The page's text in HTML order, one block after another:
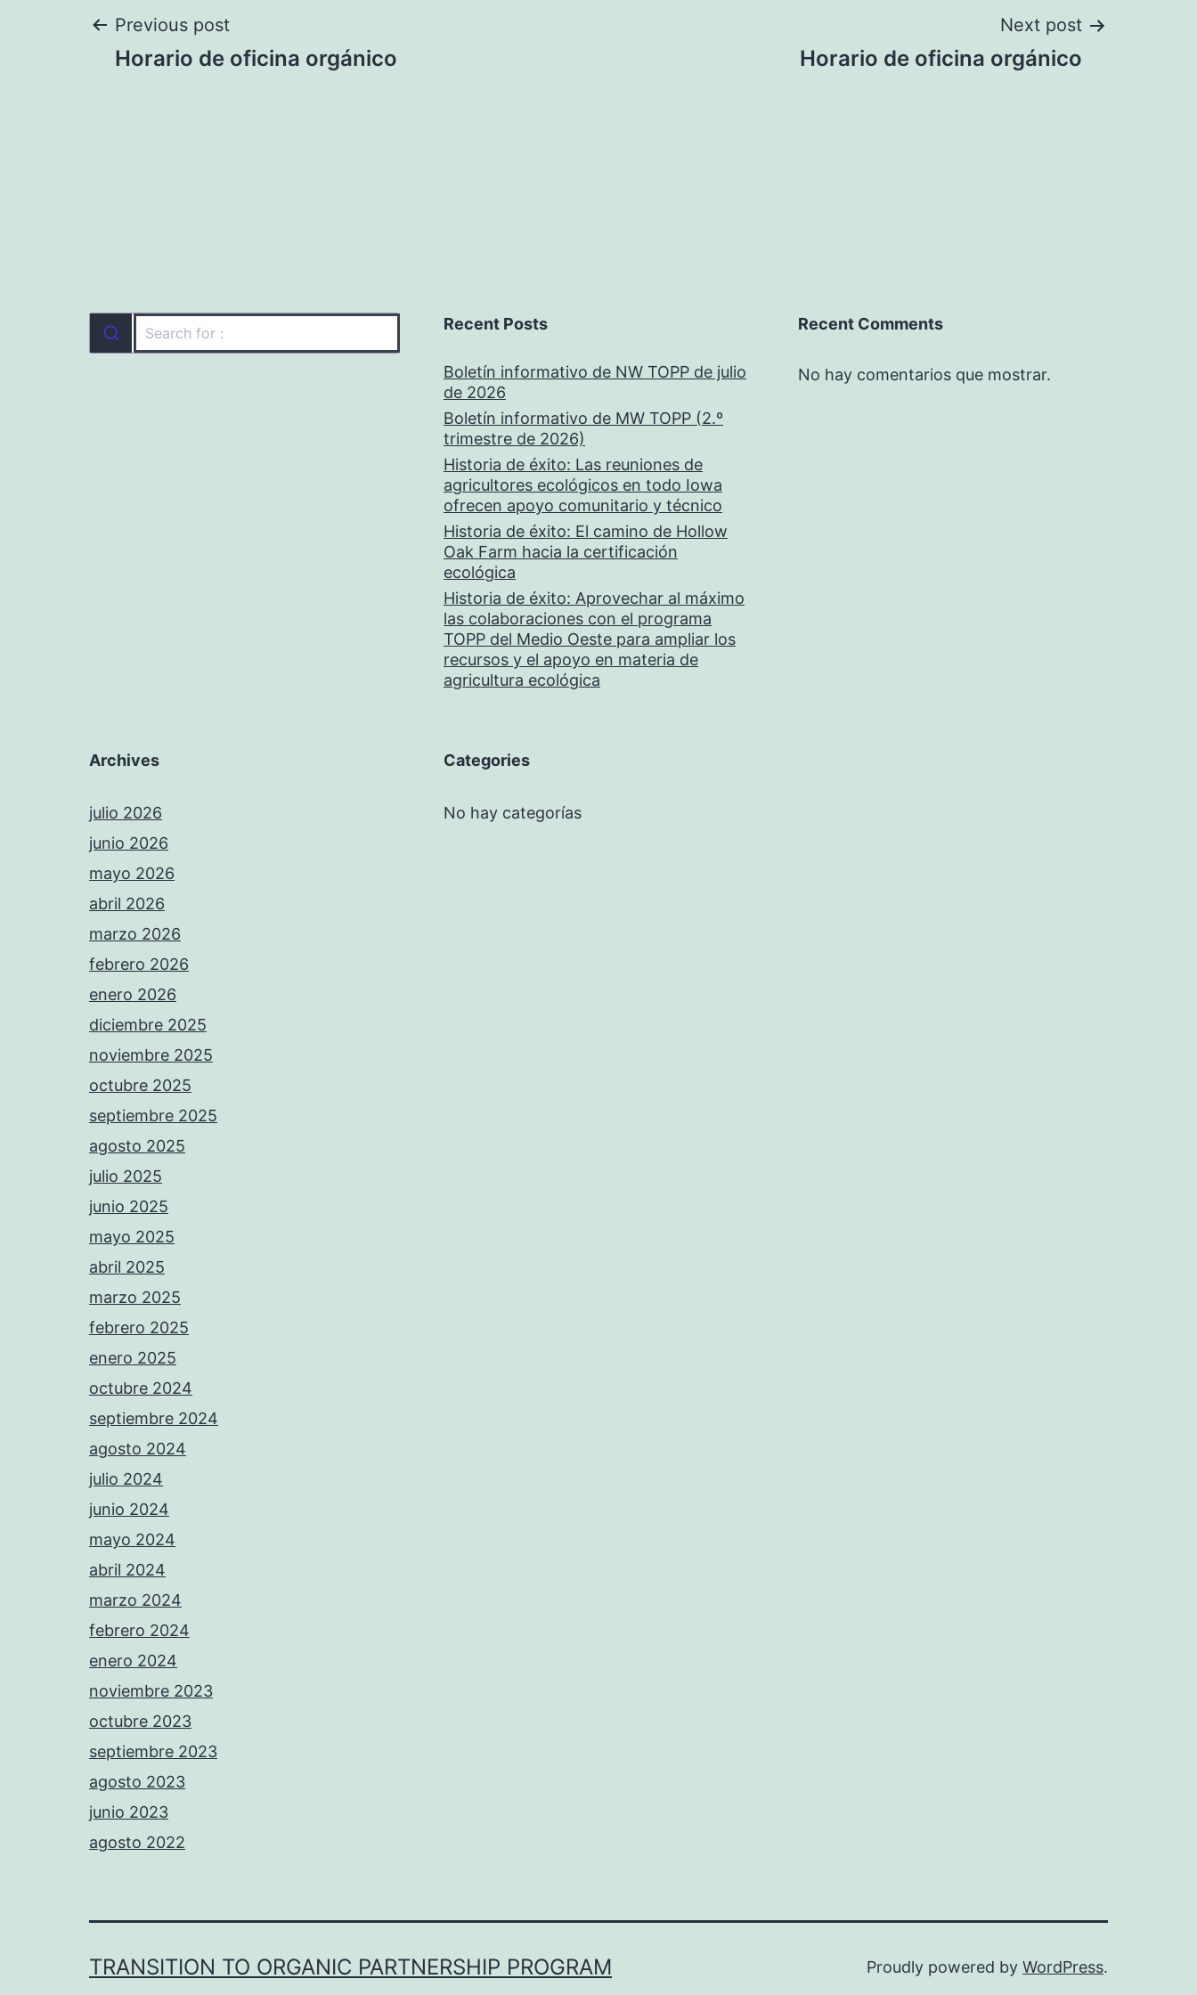
Navegación
Previous post
Horario de oficina orgánico
Next post
Horario de oficina orgánico
Recent Posts
Boletín informativo de NW TOPP de julio
de 2026
Boletín informativo de MW TOPP (2.º
trimestre de 2026)
Historia de éxito: Las reuniones de
agricultores ecológicos en todo Iowa
ofrecen apoyo comunitario y técnico
Historia de éxito: El camino de Hollow
Oak Farm hacia la certificación
ecológica
Historia de éxito: Aprovechar al máximo
las colaboraciones con el programa
TOPP del Medio Oeste para ampliar los
recursos y el apoyo en materia de
agricultura ecológica
Recent Comments
No hay comentarios que mostrar.
Archives
julio 2026
junio 2026
mayo 2026
abril 2026
marzo 2026
febrero 2026
enero 2026
diciembre 2025
noviembre 2025
octubre 2025
septiembre 2025
agosto 2025
julio 2025
junio 2025
mayo 2025
abril 2025
marzo 2025
febrero 2025
enero 2025
octubre 2024
septiembre 2024
agosto 2024
julio 2024
junio 2024
mayo 2024
abril 2024
marzo 2024
febrero 2024
enero 2024
noviembre 2023
octubre 2023
septiembre 2023
agosto 2023
junio 2023
agosto 2022
Categories
No hay categorías
TRANSITION TO ORGANIC PARTNERSHIP PROGRAM Proudly powered by WordPress.